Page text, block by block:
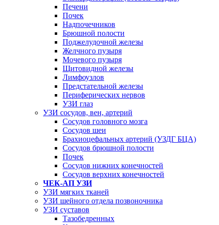
Печени
Почек
Надпочечников
Брюшной полости
Поджелудочной железы
Желчного пузыря
Мочевого пузыря
Щитовидной железы
Лимфоузлов
Предстательной железы
Периферических нервов
УЗИ глаз
УЗИ сосудов, вен, артерий
Сосудов головного мозга
Сосудов шеи
Брахиоцефальных артерий (УЗДГ БЦА)
Сосудов брюшной полости
Почек
Сосудов нижних конечностей
Сосудов верхних конечностей
ЧЕК-АП УЗИ
УЗИ мягких тканей
УЗИ шейного отдела позвоночника
УЗИ суставов
Тазобедренных